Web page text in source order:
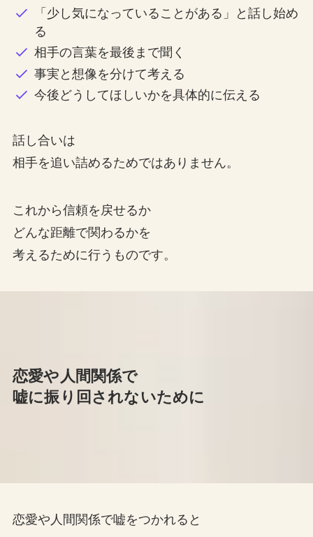
「少し気になっていることがある」と話し始め
る
相手の言葉を最後まで聞く
事実と想像を分けて考える
今後どうしてほしいかを具体的に伝える
話し合いは
相手を追い詰めるためではありません。
これから信頼を戻せるか
どんな距離で関わるかを
考えるために行うものです。
恋愛や人間関係で
嘘に振り回されないために
恋愛や人間関係で嘘をつかれると